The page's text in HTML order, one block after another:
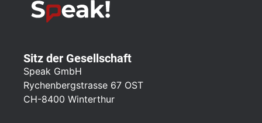
Sitz der Gesellschaft
Speak GmbH
Rychenbergstrasse 67 OST
CH-8400 Winterthur